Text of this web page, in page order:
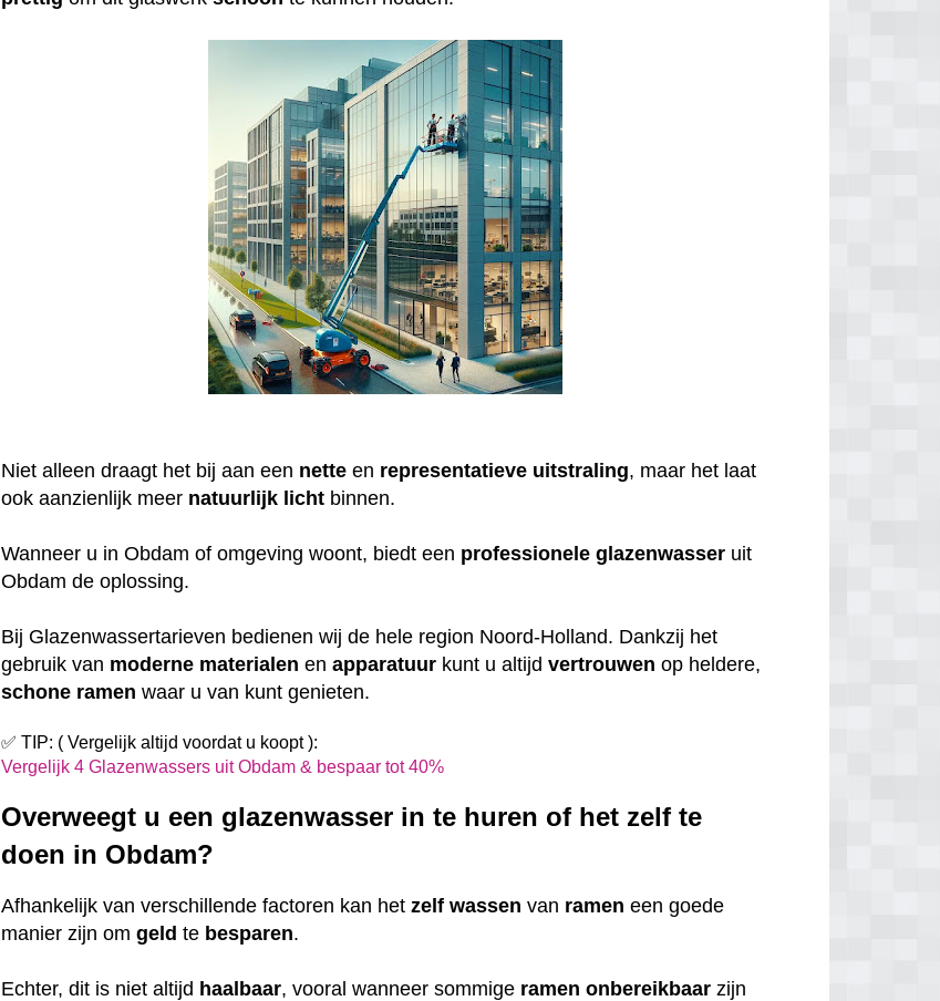
Niet alleen draagt het bij aan een nette en representatieve uitstraling, maar het laat
ook aanzienlijk meer natuurlijk licht binnen.
Wanneer u in Obdam of omgeving woont, biedt een professionele glazenwasser uit
Obdam de oplossing.
Bij Glazenwassertarieven bedienen wij de hele region Noord-Holland. Dankzij het
gebruik van moderne materialen enapparatuur kunt u altijdvertrouwen op heldere,
schone ramen waar u van kunt genieten.
✅ TIP: ( Vergelijk altijd voordat u koopt ):
Vergelijk 4 Glazenwassers uit Obdam & bespaar tot 40%
Overweegt u een glazenwasser in te huren of het zelf te
doen in Obdam?
Afhankelijk van verschillende factoren kan hetzelf wassen van ramen een goede
manier zijn omgeld te besparen.
Echter, dit is niet altijd haalbaar, vooral wanneer sommige ramen onbereikbaar zijn